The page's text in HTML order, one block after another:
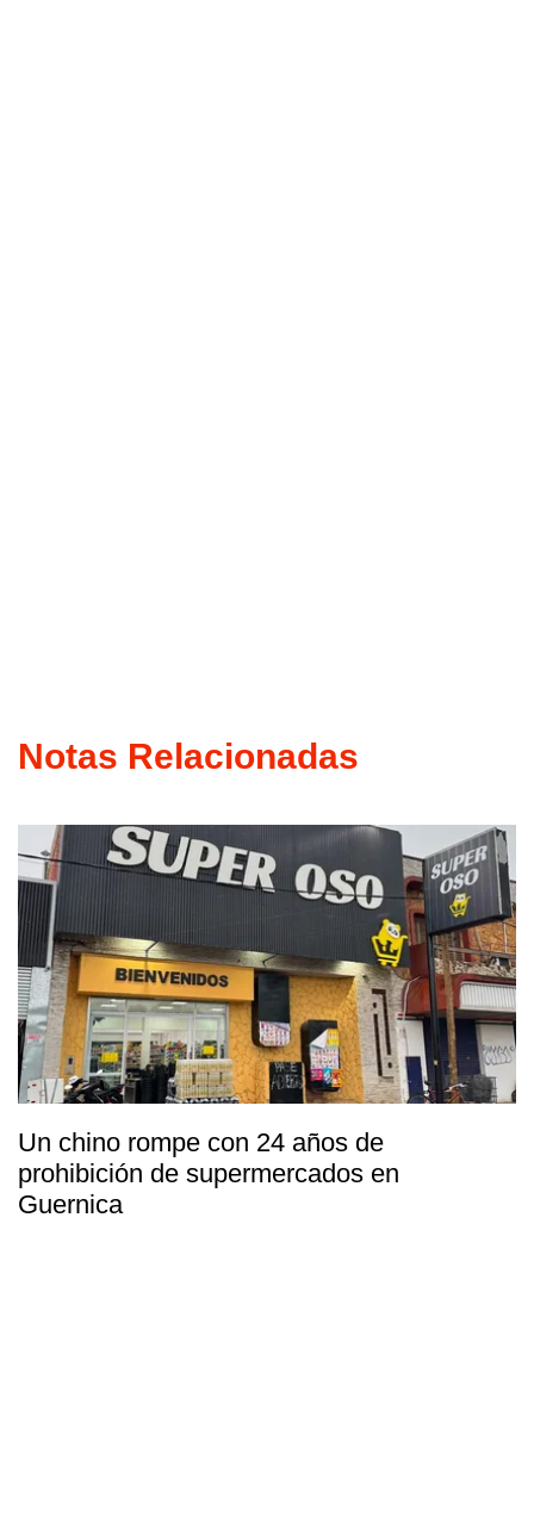
Notas Relacionadas
Un chino rompe con 24 años de
prohibición de supermercados en
Guernica